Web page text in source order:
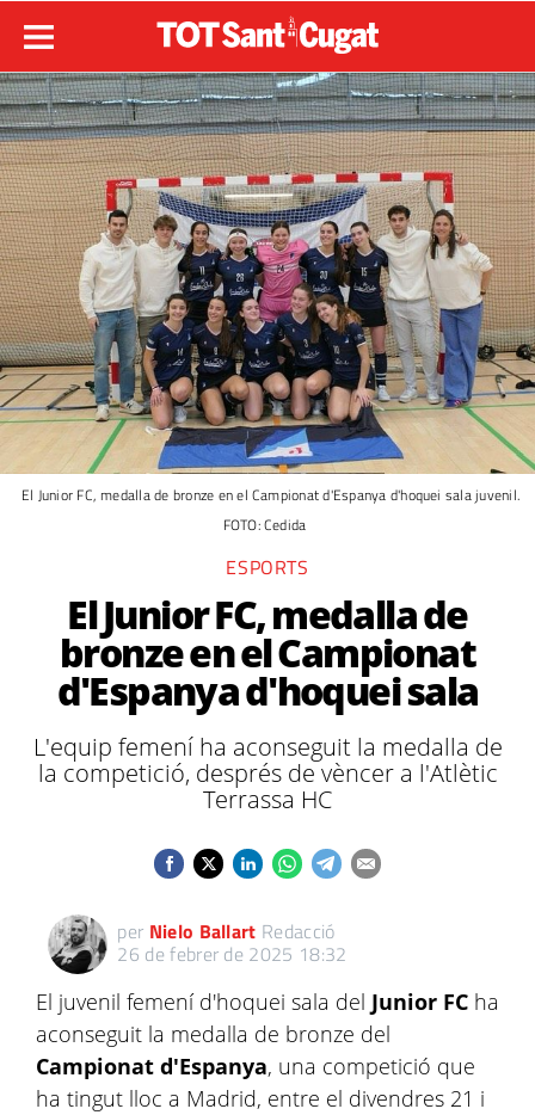
El Junior FC, medalla de bronze en el Campionat d'Espanya d'hoquei sala juvenil.
FOTO: Cedida
ESPORTS
El Junior FC, medalla de
bronze en el Campionat
d'Espanya d'hoquei sala
L'equip femení ha aconseguit la medalla de
la competició, després de vèncer a l'Atlètic
Terrassa HC
per Nielo Ballart Redacció
26 de febrer de 2025 18:32
El juvenil femení d'hoquei sala del Junior FC ha
aconseguit la medalla de bronze del
Campionat d'Espanya, una competició que
ha tingut lloc a Madrid, entre el divendres 21 i